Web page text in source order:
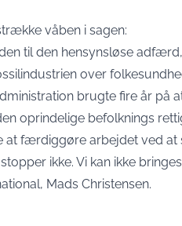
våben i sagen:
til den hensynsløse
over
brugte fire år på
oprindelige befolknings
at færdiggøre arbejdet ved at
ikke. Vi kan ikke bringes
Mads Christensen.